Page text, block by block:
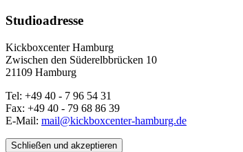
Studioadresse
Kickboxcenter Hamburg
Zwischen den Süderelbbrücken 10
21109 Hamburg
Tel: +49 40 - 7 96 54 31
Fax: +49 40 - 79 68 86 39
E-Mail: mail@kickboxcenter-hamburg.de